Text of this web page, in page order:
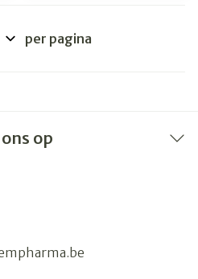
per pagina
op